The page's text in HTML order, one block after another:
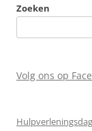
Zoeken
Volg ons op